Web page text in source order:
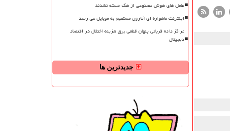
عامل های هوش مصنوعی از هک خسته نشدند
اینترنت ماهواره ای آمازون مستقیم به موبایل می رسد
مراکز داده قربانی پنهان قطعی برق هزینه اختلال در اقتصاد
دیجیتال
جدیدترین ها